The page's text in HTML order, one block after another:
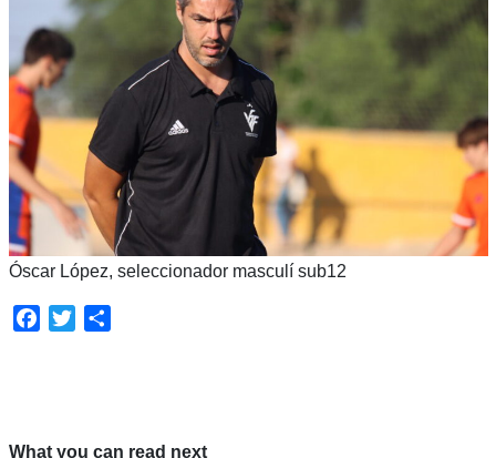
Óscar López, seleccionador masculí sub12
Facebook
Twitter
What you can read next